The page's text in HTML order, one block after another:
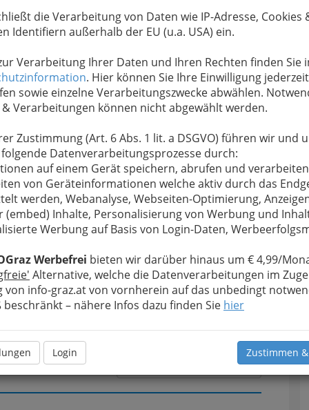
die Verarbeitung von Daten wie IP-Adresse, Cookies
Identifiern außerhalb der EU (u.a. USA) ein.
Verarbeitung Ihrer Daten und Ihren Rechten finden Sie
. Hier können Sie Ihre Einwilligung jederzeit
sowie einzelne Verarbeitungszwecke abwählen.
& Verarbeitungen können nicht abgewählt werden.
Zustimmung (Art. 6 Abs. 1 lit. a DSGVO) führen wir und
Datenverarbeitungsprozesse durch:
auf einem Gerät speichern, abrufen und
von Geräteinformationen welche aktiv durch das
werden, Webanalyse, Webseiten-Optimierung,
(embed) Inhalte, Personalisierung von Werbung und
Werbung auf Basis von Login-Daten,
Werbefrei bieten wir darüber hinaus um € 4,99/
Alternative, welche die Datenverarbeitungen im
von info-graz.at von vornherein auf das unbedingt
beschränkt – nähere Infos dazu finden Sie hier
Login Zustimmen
bewahren, verwenden wir an dieser Stelle zur
Ihre Nachricht wird nach dem Absenden
und Söhne GmbH weitergeleitet.
Meine Nachricht
Meine Nachricht senden